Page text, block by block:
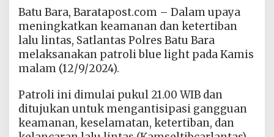
Batu Bara, Baratapost.com – Dalam upaya
meningkatkan keamanan dan ketertiban
lalu lintas, Satlantas Polres Batu Bara
melaksanakan patroli blue light pada Kamis
malam (12/9/2024).
Patroli ini dimulai pukul 21.00 WIB dan
ditujukan untuk mengantisipasi gangguan
keamanan, keselamatan, ketertiban, dan